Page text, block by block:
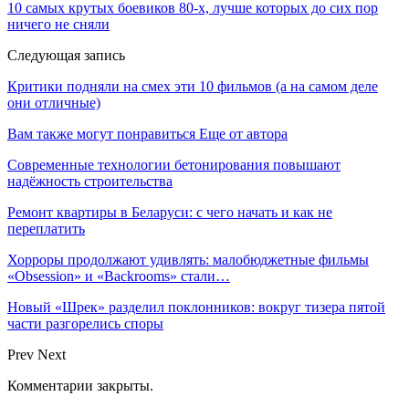
10 самых крутых боевиков 80-х, лучше которых до сих пор
ничего не сняли
Следующая запись
Критики подняли на смех эти 10 фильмов (а на самом деле
они отличные)
Вам также могут понравиться Еще от автора
Современные технологии бетонирования повышают
надёжность строительства
Ремонт квартиры в Беларуси: с чего начать и как не
переплатить
Хорроры продолжают удивлять: малобюджетные фильмы
«Obsession» и «Backrooms» стали…
Новый «Шрек» разделил поклонников: вокруг тизера пятой
части разгорелись споры
Prev Next
Комментарии закрыты.